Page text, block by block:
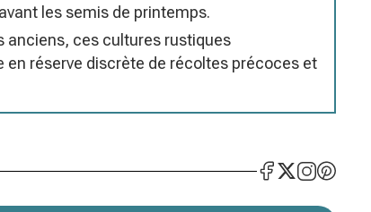
les semis de printemps.
anciens, ces cultures rustiques
en réserve discrète de récoltes précoces et